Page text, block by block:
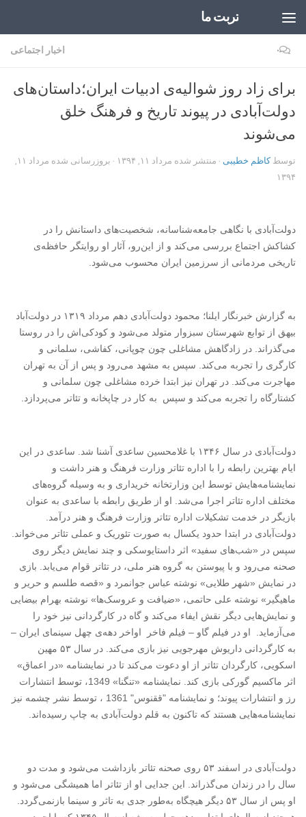
تربت ما
اخبار اجتماعی ۰
برای زاد روز شوالیه‌ی ادبیات ایران؛داستان‌های
دولت‌آبادی در پیوند تاریخ و فرهنگ خلق
می‌شوند
توسطکاظم خطیبی · منتشر شده مرداد ۱۱, ۱۳۹۴ · بروزرسانی شده
مرداد ۱۱,
۱۳۹۴
دولت‌آبادی با نگاهی جامعه‌شناسانه، شخصیت‌های داستانش را در
کشاکش اجتماع بررسی می‌کند و از این‌رو، آثار او روایتگر حافظه‌ی
تاریخی مردمانی از سرزمین ایران محسوب می‌شود
به گزارش خبرنگار ایلنا؛ محمود دولت‌آبادی دهم مرداد ۱۳۱۹ در دولت‌آباد
بیهق از توابع شهرستان سبزوار متولد می‌شود و کودکی‌اش را در روستا
می‌گذراند. در زادگاهش مشاغلی چون چوپانی، کفاشی، سلمانی و
کارگری را تجربه می‌کند. سپس به مشهد می‌رود و پس از آن به تهران
مهاجرت می‌کند. در تهران نیز ابتدا خرده مشاغلی چون سلمانی و
کشتارگاه را تجربه می‌کند و سپس به کار در چاپخانه و تئاتر می‌پردازد
دولت‌آبادی در سال ۱۳۴۶ با غلامحسین‌ ساعدی آشنا شد. ساعدی در این
ایام بهترین‌ رابطه را با اداره تئاتر وزارت فرهنگ و هنر داشت و
نمایشنامه‌هایش توسط این وزارتخانه خریداری و به وسیله گروههای
مختلف اداره تئاتر اجرا میشد. او از طریق رابطه با ساعدی به عنوان
بازیگر در خدمت تشکیلات اداره تئاتر وزارت فرهنگ و هنر درآمد.
دولت‌آبادی در ابتدا حدود یکسال به صورت تئوریک و عملی تئاتر می‌خواند.
سپس در «شب‌های سفید» اثر داستایوسکی و چند نمایش دیگر روی
صحنه می‌رود و با پیوستن به گروه هنر ملی، در تئاتر قوام می‌یابد. بازی
در نمایش «شهر طلایی» نوشته عباس جوانمرد و «قصه طلسم و حریر و
ماهیگیر» نوشته علی حاتمی، «ضیافت و عروسک‌ها» نوشته بهرام بیضایی
و نمایش‌هایی دیگر نقش ایفاء می‌کند و گاه در کارگردانی نیز خود را
می‌آزماید. او در فیلم گاو – فیلم فاخر اواخر دهه‌ی چهل سینمای ایران –
به کارگردانی داریوش مهرجویی نیز بازی می‌کند. در سال ۵۳ مهین
اسکویی، کارگردان تئاتر از او دعوت می‌کند تا در نمایشنامه «در اعماق»
اثر ماکسیم گورکی بازی کند. نمایشنامه «تنگنا» 1349، توسط انتشارات
رز و انتشارات پیوند؛ و نمایشنامه "ققنوس" 1361 ، توسط نشر چشمه نیز
نمایشنامه‌هایی هستند که تاکنون به قلم دولت‌آبادی به چاپ رسیده‌اند
دولت‌آبادی در اسفند ۵۳ روی صحنه تئاتر بازداشت می‌شود و مدت دو
سال را در زندان می‌گذراند. این جدایی‌ او از تئاتر اما همیشگی می‌شود و
او پس از سال ۵۳ دیگر هیچگاه به‌طور جدی به تاثر و سینما بازنمی‌گردد.